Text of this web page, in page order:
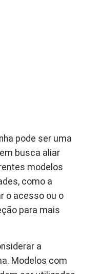
pode ser uma
busca aliar
modelos
como a
o acesso ou o
para mais
a
Modelos com